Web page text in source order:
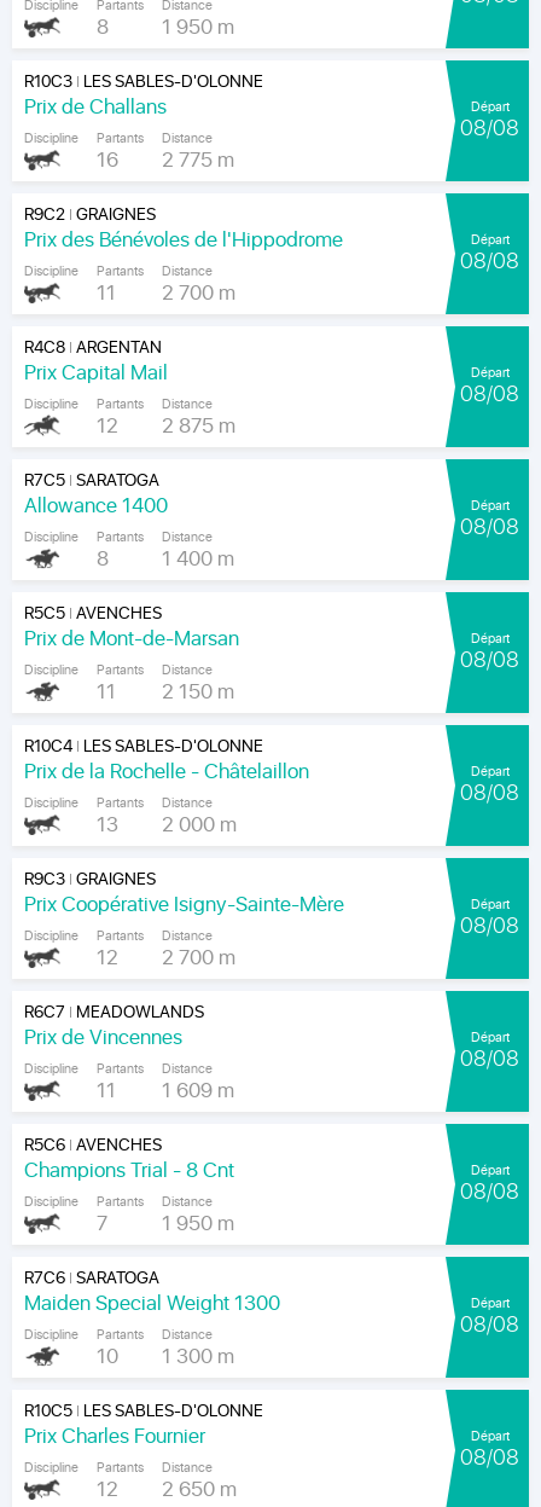
Discipline Partants
8
Distance
1 950 m
R10C3| LES SABLES-D'OLONNE
Prix de Challans
Discipline Partants
16
Distance
2 775 m
Départ
08/08
R9C2|GRAIGNES
Prix des Bénévoles de l'Hippodrome
Discipline Partants
11
Distance
2 700 m
Départ
08/08
R4C8|ARGENTAN
Prix Capital Mail
Discipline Partants
12
Distance
2 875 m
Départ
08/08
R7C5|SARATOGA
Allowance 1400
Discipline Partants
8
Distance
1 400 m
Départ
08/08
R5C5|AVENCHES
Prix de Mont-de-Marsan
Discipline Partants
11
Distance
2 150 m
Départ
08/08
R10C4| LES SABLES-D'OLONNE
Prix de la Rochelle - Châtelaillon
Discipline Partants
13
Distance
2 000 m
Départ
08/08
R9C3|GRAIGNES
Prix Coopérative Isigny-Sainte-Mère
Discipline Partants
12
Distance
2 700 m
Départ
08/08
R6C7 | MEADOWLANDS
Prix de Vincennes
Discipline Partants
11
Distance
1 609 m
Départ
08/08
R5C6|AVENCHES
Champions Trial - 8 Cnt
Discipline Partants
7
Distance
1 950 m
Départ
08/08
R7C6|SARATOGA
Maiden Special Weight 1300
Discipline Partants
10
Distance
1 300 m
Départ
08/08
R10C5| LES SABLES-D'OLONNE
Prix Charles Fournier
Discipline Partants
12
Distance
2 650 m
Départ
08/08